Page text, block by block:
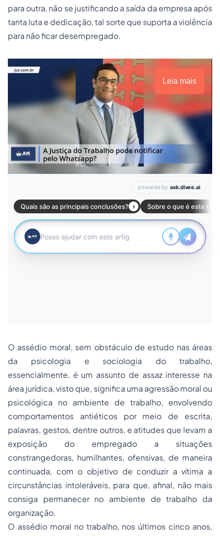
para outra, não se justificando a saída da empresa após
tanta luta e dedicação, tal sorte que suporta a violência
para não ficar desempregado.
Leia mais
O assédio moral, sem obstáculo de estudo nas áreas
da psicologia e sociologia do trabalho,
essencialmente, é um assunto de assaz interesse na
área jurídica, visto que, significa uma agressão moral ou
psicológica no ambiente de trabalho, envolvendo
comportamentos antiéticos por meio de escrita,
palavras, gestos, dentre outros, e atitudes que levam a
exposição do empregado a situações
constrangedoras, humilhantes, ofensivas, de maneira
continuada, com o objetivo de conduzir a vítima a
circunstâncias intoleráveis, para que, afinal, não mais
consiga permanecer no ambiente de trabalho da
organização.
O assédio moral no trabalho, nos últimos cinco anos,